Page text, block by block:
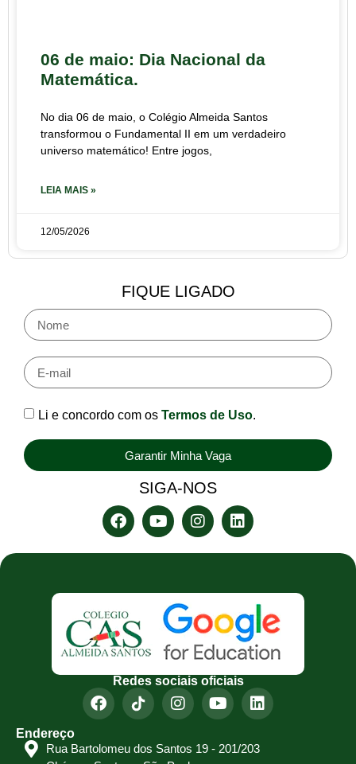
06 de maio: Dia Nacional da
Matemática.
No dia 06 de maio, o Colégio Almeida Santos
transformou o Fundamental II em um verdadeiro
universo matemático! Entre jogos,
LEIA MAIS »
12/05/2026
FIQUE LIGADO
Li e concordo com os Termos de Uso.
Garantir Minha Vaga
SIGA-NOS
Redes sociais oficiais
Endereço
Rua Bartolomeu dos Santos 19 - 201/203